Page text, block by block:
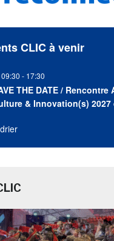
CLIC à venir
Mis
en
avant
09:30 - 17:30
THE DATE / Rencontre
& Innovation(s) 2027